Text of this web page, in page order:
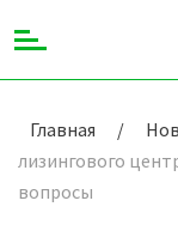
Главная /
лизингового
вопросы